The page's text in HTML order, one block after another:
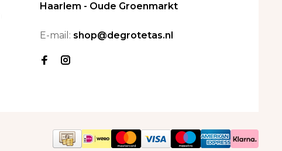
Haarlem - Oude Groenmarkt
E-mail: shop@degrotetas.nl